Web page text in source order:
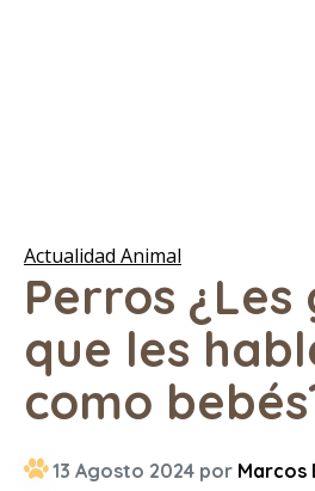
Actualidad Animal
Perros ¿Les
que les
como
13 Agosto 2024 por Marcos